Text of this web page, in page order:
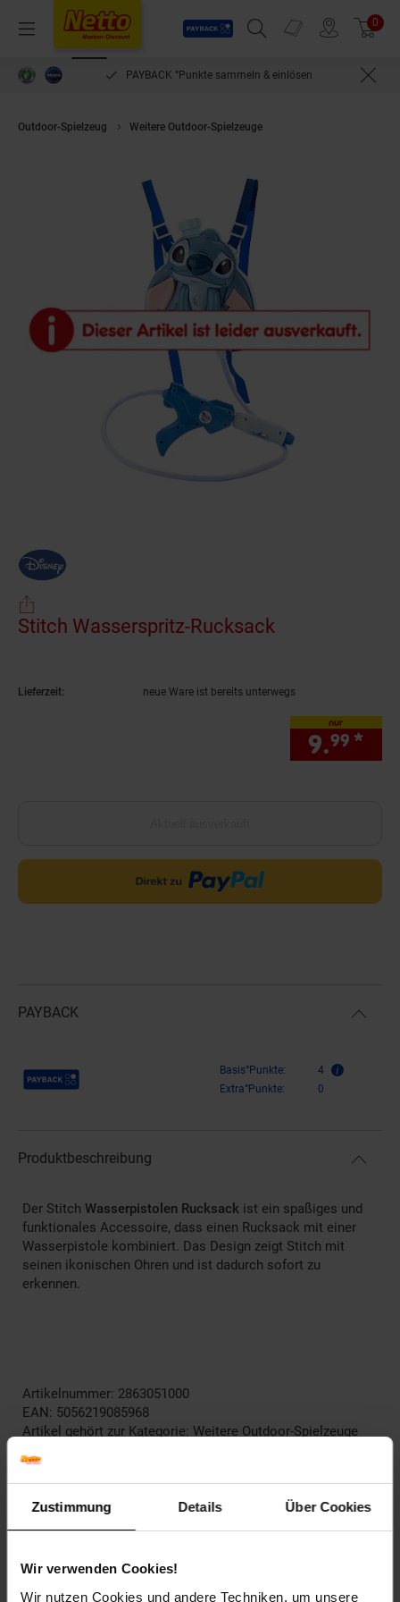
Zustimmung Details Über Cookies
Wir verwenden Cookies!
Wir nutzen Cookies und andere Techniken, um unsere
Menü
Payback
Suchfeld einblenden
Prospekte 0
PAYBACK °Punkte sammeln & einlösen
Outdoor-Spielzeug Weitere Outdoor-Spielzeuge
Stitch Wasserspritz-Rucksack
Lieferzeit: neue Ware ist bereits unterwegs
nur
9.99 *
PAYBACK
Payback Punkte Basis°Punkte:
4
Extra°Punkte:
0
Produktbeschreibung
Der Stitch Wasserpistolen Rucksack ist ein spaßiges und
funktionales Accessoire, dass einen Rucksack mit einer
Wasserpistole kombiniert. Das Design zeigt Stitch mit
seinen ikonischen Ohren und ist dadurch sofort zu
erkennen.
Artikelnummer: 2863051000
EAN: 5056219085968
Artikel gehört zur Kategorie: Weitere Outdoor-Spielzeuge
Versandinformationen
Herstellerinformationen